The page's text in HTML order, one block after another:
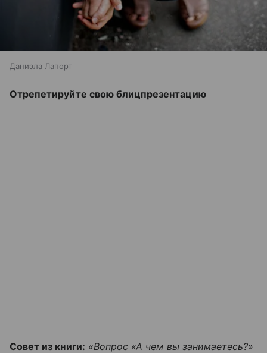
Даниэла Лапорт
Отрепетируйте свою блицпрезентацию
Совет из книги: «Вопрос «А чем вы занимаетесь?»